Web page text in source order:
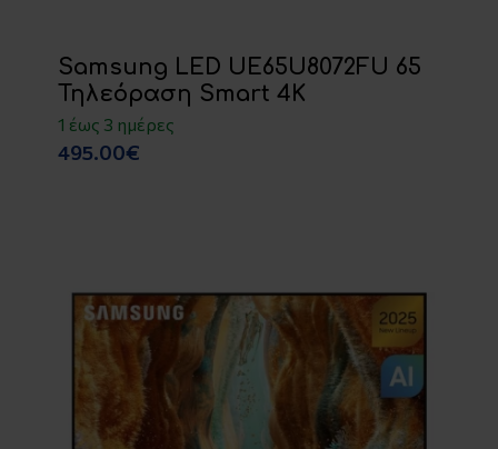
Samsung LED UE65U8072FU 65
Τηλεόραση Smart 4K
1 έως 3 ημέρες
495.00€